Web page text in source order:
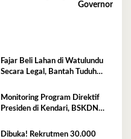
Governor
Fajar Beli Lahan di Watulundu
Secara Legal, Bantah Tuduh
Monitoring Program Direktif
Presiden di Kendari, BSKDN
Sinkronisasi Pusat dan Daerah
Dibuka! Rekrutmen 30.000